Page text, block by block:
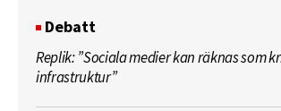
Debatt
Replik: ”Sociala medier kan räknas som
infrastruktur”